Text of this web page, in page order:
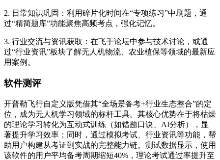
2. 日常知识巩固：利用碎片化时间在“专项练习”中刷题，通
过“精简题库”功能聚焦高频考点，强化记忆。
3. 行业交流与资讯获取：在飞手论坛中参与技术讨论，或通
过“行业资讯”板块了解无人机物流、农业植保等领域的最新应
用案例。
软件测评
开普勒飞行自定义版凭借其“全场景备考+行业生态整合”的定
位，成为无人机学习领域的标杆工具。其核心优势在于将枯燥
的理论学习转化为互动式训练（如错题口诀、AI分析），显
著提升学习效率；同时，通过模拟考试、行业资讯等功能，帮
助用户构建从考证到实战的完整能力链。测试数据显示，使用
该软件的用户平均备考周期缩短40%，理论考试通过率提升至